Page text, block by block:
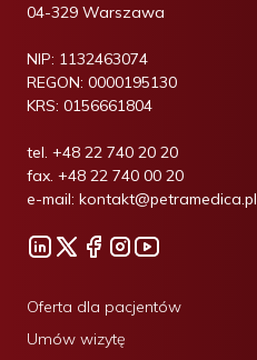
04-329 Warszawa
NIP: 1132463074
REGON: 0000195130
KRS: 0156661804
tel. +48 22 740 20 20
fax. +48 22 740 00 20
e-mail: kontakt@petramedica.pl
Oferta dla pacjentów
Umów wizytę